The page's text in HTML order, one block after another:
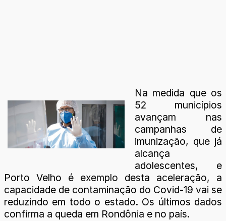
Na medida que os
52 municípios
avançam nas
campanhas de
imunização, que já
alcança
adolescentes, e
Porto Velho é exemplo desta aceleração, a
capacidade de contaminação do Covid-19 vai se
reduzindo em todo o estado. Os últimos dados
confirma a queda em Rondônia e no país.